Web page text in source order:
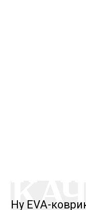
Ну EVA-